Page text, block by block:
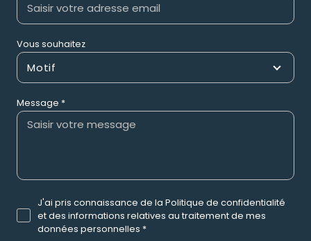
Vous souhaitez
Motif
Message *
J'ai pris connaissance de la Politique de confidentialité
et des informations relatives au traitement de mes
données personnelles *